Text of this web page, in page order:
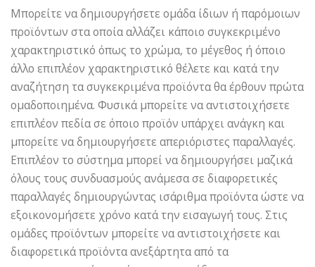
Μπορείτε να δημιουργήσετε ομάδα ίδιων ή παρόμοιων
προϊόντων στα οποία αλλάζει κάποιο συγκεκριμένο
χαρακτηριστικό όπως το χρώμα, το μέγεθος ή όποιο
άλλο επιπλέον χαρακτηριστικό θέλετε και κατά την
αναζήτηση τα συγκεκριμένα προϊόντα θα έρθουν πρώτα
ομαδοποιημένα. Φυσικά μπορείτε να αντιστοιχήσετε
επιπλέον πεδία σε όποιο προϊόν υπάρχει ανάγκη και
μπορείτε να δημιουργήσετε απεριόριστες παραλλαγές.
Επιπλέον το σύστημα μπορεί να δημιουργήσει μαζικά
όλους τους συνδυασμούς ανάμεσα σε διαφορετικές
παραλλαγές δημιουργώντας ισάριθμα προϊόντα ώστε να
εξοικονομήσετε χρόνο κατά την εισαγωγή τους. Στις
ομάδες προϊόντων μπορείτε να αντιστοιχήσετε και
διαφορετικά προϊόντα ανεξάρτητα από τα